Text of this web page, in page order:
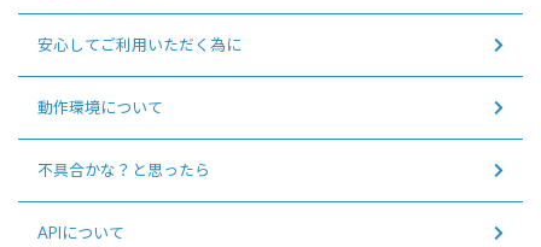
安心してご利用いただく為に
動作環境について
不具合かな？と思ったら
APIについて